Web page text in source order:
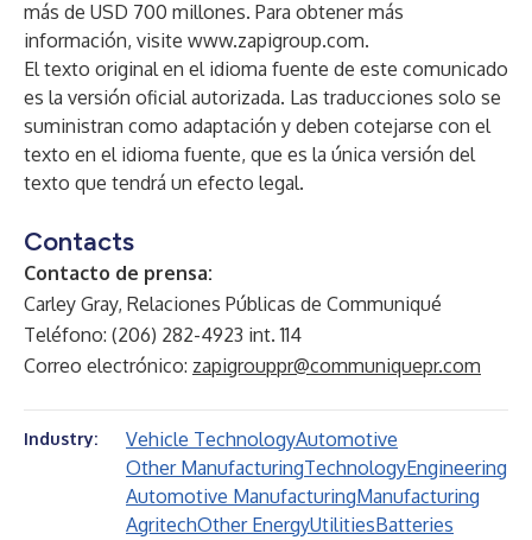
más de USD 700 millones. Para obtener más
información, visite www.zapigroup.com.
El texto original en el idioma fuente de este comunicado
es la versión oficial autorizada. Las traducciones solo se
suministran como adaptación y deben cotejarse con el
texto en el idioma fuente, que es la única versión del
texto que tendrá un efecto legal.
Contacts
Contacto de prensa:
Carley Gray, Relaciones Públicas de Communiqué
Teléfono: (206) 282-4923 int. 114
Correo electrónico: zapigrouppr@communiquepr.com
Industry: Vehicle TechnologyAutomotive
Other ManufacturingTechnologyEngineering
Automotive ManufacturingManufacturing
AgritechOther EnergyUtilitiesBatteries